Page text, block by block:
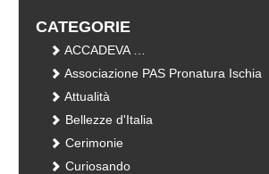
CATEGORIE
ACCADEVA …
Associazione PAS Pronatura Ischia
Attualità
Bellezze d'Italia
Cerimonie
Curiosando